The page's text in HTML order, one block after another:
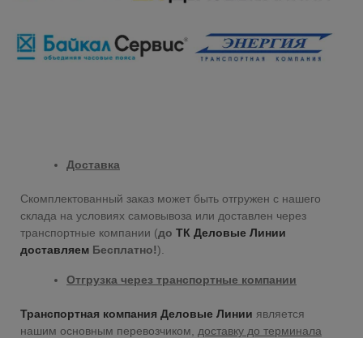
Доставка
Скомплектованный заказ может быть отгружен с нашего
склада на условиях самовывоза или доставлен через
транспортные компании (до ТК Деловые Линии
доставляем Бесплатно!).
Отгрузка через транспортные компании
Транспортная компания Деловые Линии является
нашим основным перевозчиком, доставку до терминала